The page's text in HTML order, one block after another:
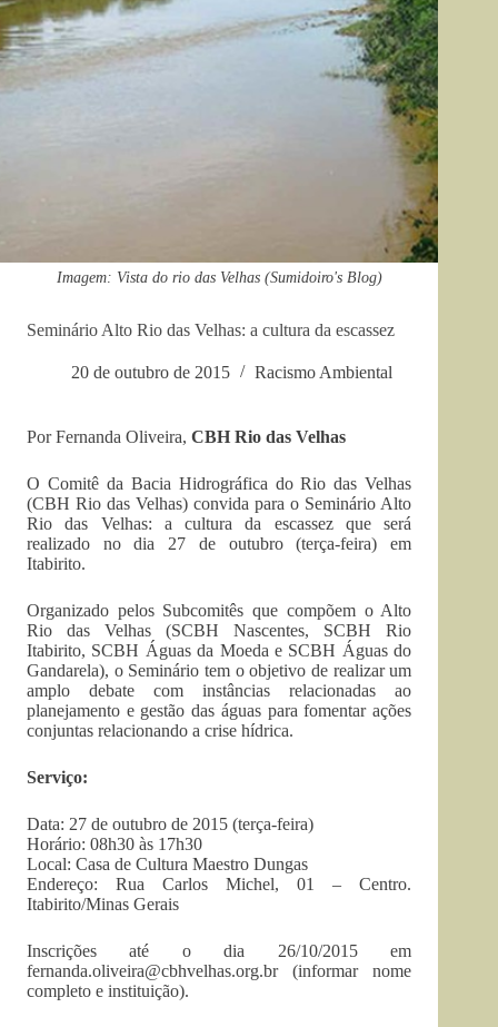
Imagem: Vista do rio das Velhas (Sumidoiro's Blog)
Seminário Alto Rio das Velhas: a cultura da escassez
20 de outubro de 2015 Racismo Ambiental
Por Fernanda Oliveira, CBH Rio das Velhas
O Comitê da Bacia Hidrográfica do Rio das Velhas
(CBH Rio das Velhas) convida para o Seminário Alto
Rio das Velhas: a cultura da escassez que será
realizado no dia 27 de outubro (terça-feira) em
Itabirito.
Organizado pelos Subcomitês que compõem o Alto
Rio das Velhas (SCBH Nascentes, SCBH Rio
Itabirito, SCBH Águas da Moeda e SCBH Águas do
Gandarela), o Seminário tem o objetivo de realizar um
amplo debate com instâncias relacionadas ao
planejamento e gestão das águas para fomentar ações
conjuntas relacionando a crise hídrica.
Serviço:
Data: 27 de outubro de 2015 (terça-feira)
Horário: 08h30 às 17h30
Local: Casa de Cultura Maestro Dungas
Endereço: Rua Carlos Michel, 01 – Centro.
Itabirito/Minas Gerais
Inscrições até o dia 26/10/2015 em
fernanda.oliveira@cbhvelhas.org.br(informar nome
completo e instituição).